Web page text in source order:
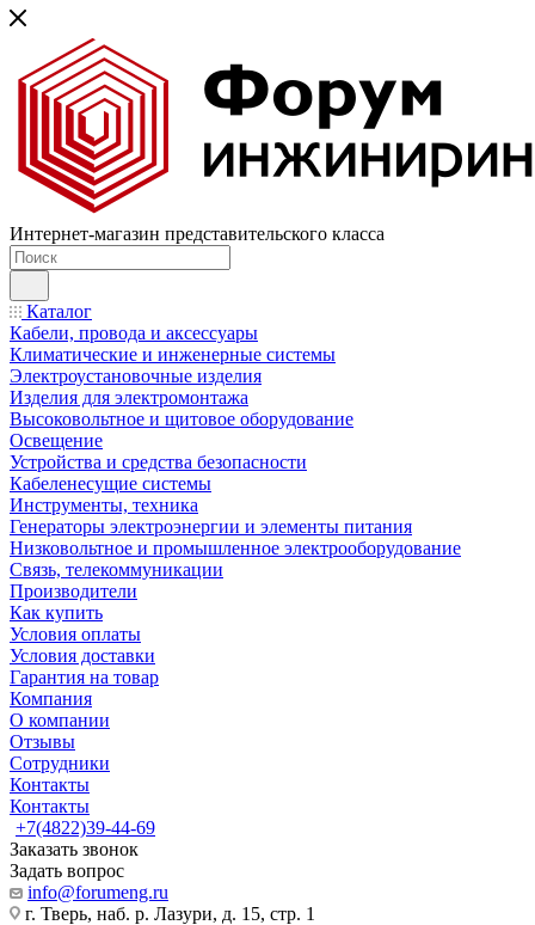
Интернет-магазин представительского класса
Каталог
Кабели, провода и аксессуары
Климатические и инженерные системы
Электроустановочные изделия
Изделия для электромонтажа
Высоковольтное и щитовое оборудование
Освещение
Устройства и средства безопасности
Кабеленесущие системы
Инструменты, техника
Генераторы электроэнергии и элементы питания
Низковольтное и промышленное электрооборудование
Связь, телекоммуникации
Производители
Как купить
Условия оплаты
Условия доставки
Гарантия на товар
Компания
О компании
Отзывы
Сотрудники
Контакты
Контакты
+7(4822)39-44-69
Заказать звонок
Задать вопрос
info@forumeng.ru
г. Тверь, наб. р. Лазури, д. 15, стр. 1